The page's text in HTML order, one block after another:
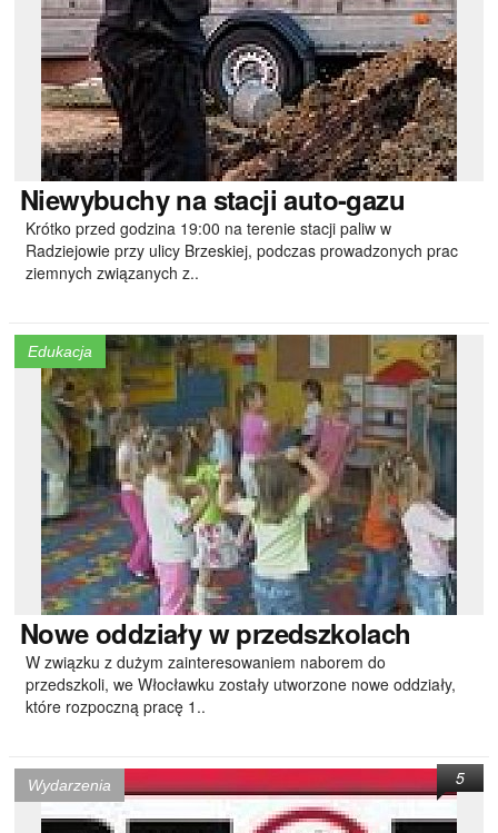
Niewybuchyna stacji auto-gazu
Krótko przed godzina 19:00 na terenie stacji paliw w
Radziejowie przy ulicy Brzeskiej, podczas prowadzonych prac
ziemnych związanych z..
Edukacja
Noweoddziały w przedszkolach
W związku z dużym zainteresowaniem naborem do
przedszkoli, we Włocławku zostały utworzone nowe oddziały,
które rozpoczną pracę 1..
Wydarzenia 5